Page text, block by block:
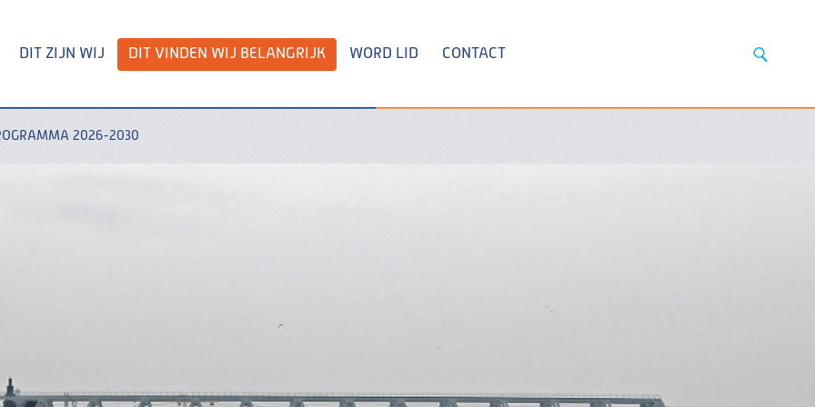
DIT ZIJN WIJ DIT VINDEN WIJ BELANGRIJK WORD LID CONTACT
2026-2030